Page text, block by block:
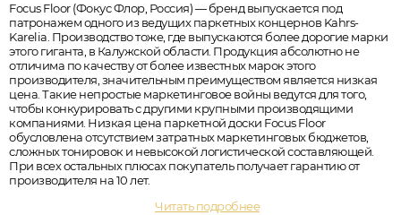
Focus Floor (Фокус Флор, Россия) — бренд выпускается под
патронажем одного из ведущих паркетных концернов Kahrs-
Karelia. Производство тоже, где выпускаются более дорогие марки
этого гиганта, в Калужской области. Продукция абсолютно не
отличима по качеству от более известных марок этого
производителя, значительным преимуществом является низкая
цена. Такие непростые маркетинговое войны ведутся для того,
чтобы конкурировать с другими крупными производящими
компаниями. Низкая цена паркетной доски Focus Floor
обусловлена отсутствием затратных маркетинговых бюджетов,
сложных тонировок и невысокой логистической составляющей.
При всех остальных плюсах покупатель получает гарантию от
производителя на 10 лет.
Читать подробнее